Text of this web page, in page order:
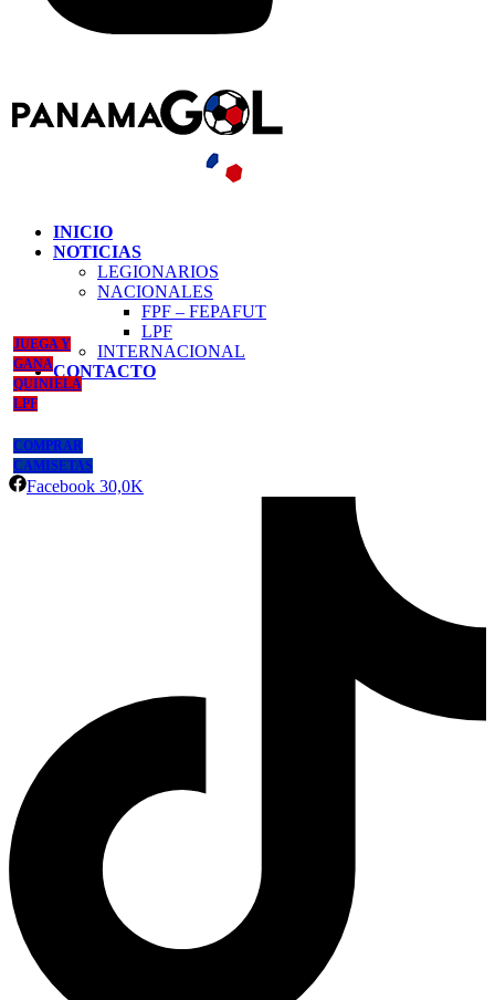
INICIO
NOTICIAS
LEGIONARIOS
NACIONALES
FPF – FEPAFUT
LPF
INTERNACIONAL
CONTACTO
JUEGA Y
GANA
QUINIELA
LPF
COMPRAR
CAMISETAS
Facebook 30,0K